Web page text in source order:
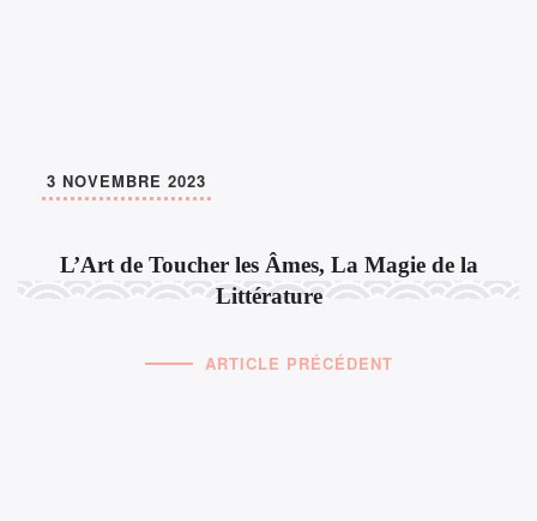
L’Art de Toucher les Âmes, La Magie de la
Littérature
3 NOVEMBRE 2023
ARTICLE PRÉCÉDENT